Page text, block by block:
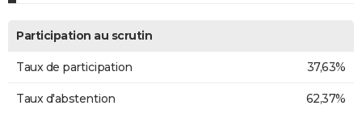
Participation au scrutin
Taux de participation 37,63%
Taux d'abstention 62,37%